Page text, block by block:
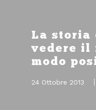
La storia
vedere il
modo
24 Ottobre 2013